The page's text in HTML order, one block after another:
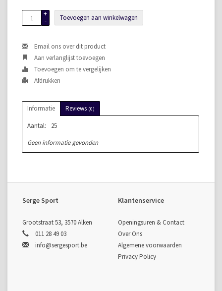
+
-
Toevoegen aan winkelwagen
Email ons over dit product
Aan verlanglijst toevoegen
Toevoegen om te vergelijken
Afdrukken
Informatie Reviews (0)
Aantal:
25
Geen informatie gevonden
Serge Sport
Grootstraat 53, 3570 Alken
011 28 49 03
info@sergesport.be
Klantenservice
Openingsuren & Contact
Over Ons
Algemene voorwaarden
Privacy Policy